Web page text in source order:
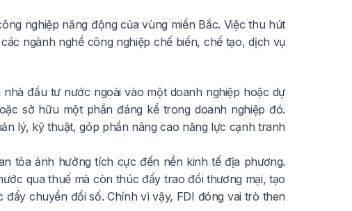
nghiệp năng động của vùng miền Bắc. Việc thu hút
ngành nghề công nghiệp chế biến, chế tạo, dịch vụ
đầu tư nước ngoài vào một doanh nghiệp hoặc dự
sở hữu một phần đáng kể trong doanh nghiệp đó.
lý, kỹ thuật, góp phần nâng cao năng lực cạnh tranh
tỏa ảnh hưởng tích cực đến nền kinh tế địa phương.
qua thuế mà còn thúc đẩy trao đổi thương mại, tạo
chuyển đổi số. Chính vì vậy, FDI đóng vai trò then